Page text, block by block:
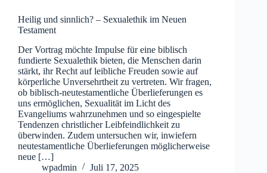
Heilig und sinnlich? – Sexualethik im Neuen
Testament
Der Vortrag möchte Impulse für eine biblisch
fundierte Sexualethik bieten, die Menschen darin
stärkt, ihr Recht auf leibliche Freuden sowie auf
körperliche Unversehrtheit zu vertreten. Wir fragen,
ob biblisch-neutestamentliche Überlieferungen es
uns ermöglichen, Sexualität im Licht des
Evangeliums wahrzunehmen und so eingespielte
Tendenzen christlicher Leibfeindlichkeit zu
überwinden. Zudem untersuchen wir, inwiefern
neutestamentliche Überlieferungen möglicherweise
neue […]
wpadmin
Juli 17, 2025